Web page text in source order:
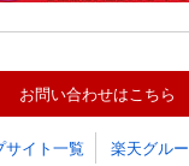
決済方法の変更が
お問い合わせはこちら
サイト一覧 楽天グル